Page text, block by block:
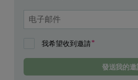
我希望收到邀請
發送我的邀